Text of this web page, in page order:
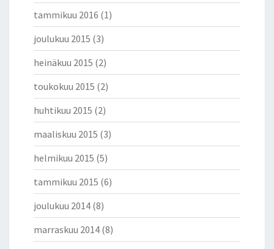
tammikuu 2016 (1)
joulukuu 2015 (3)
heinäkuu 2015 (2)
toukokuu 2015 (2)
huhtikuu 2015 (2)
maaliskuu 2015 (3)
helmikuu 2015 (5)
tammikuu 2015 (6)
joulukuu 2014 (8)
marraskuu 2014 (8)